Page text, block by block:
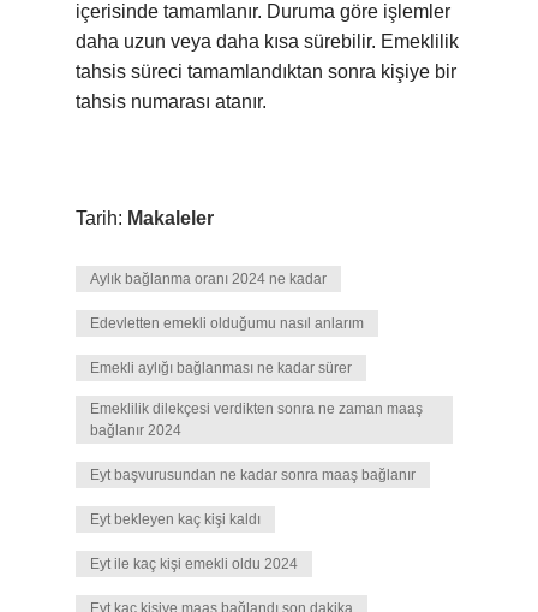
içerisinde tamamlanır. Duruma göre işlemler
daha uzun veya daha kısa sürebilir. Emeklilik
tahsis süreci tamamlandıktan sonra kişiye bir
tahsis numarası atanır.
Tarih: Makaleler
Aylık bağlanma oranı 2024 ne kadar
Edevletten emekli olduğumu nasıl anlarım
Emekli aylığı bağlanması ne kadar sürer
Emeklilik dilekçesi verdikten sonra ne zaman maaş
bağlanır 2024
Eyt başvurusundan ne kadar sonra maaş bağlanır
Eyt bekleyen kaç kişi kaldı
Eyt ile kaç kişi emekli oldu 2024
Eyt kaç kişiye maaş bağlandı son dakika